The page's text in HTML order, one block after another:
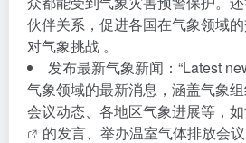
伙伴关系，促进各国在气象领域
对气象挑战 。
发布最新气象新闻：“Latest
气象领域的最新消息，涵盖气象
会议动态、各地区气象进展等，如
的发言、举办温室气体排放会